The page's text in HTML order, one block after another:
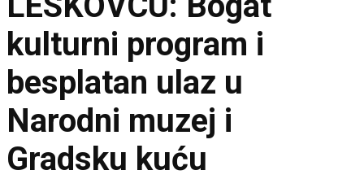
kulturni program i
besplatan ulaz u
Narodni muzej i
Gradsku kuću